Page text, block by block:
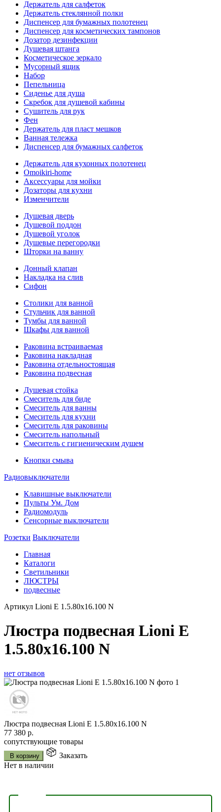
Держатель для салфеток
Держатель стеклянной полки
Диспенсер для бумажных полотенец
Диспенсер для косметических тампонов
Дозатор дезинфекции
Душевая штанга
Косметическое зеркало
Мусорный ящик
Набор
Пепельница
Сиденье для душа
Скребок для душевой кабины
Сушитель для рук
Фен
Держатель для пласт мешков
Ванная тележка
Диспенсер для бумажных салфеток
Держатель для кухонных полотенец
Omoikiri-home
Аксессуары для мойки
Дозаторы для кухни
Изменчители
Душевая дверь
Душевой поддон
Душевой уголок
Душевые перегородки
Шторки на ванну
Донный клапан
Накладка на слив
Сифон
Столики для ванной
Стульчик для ванной
Тумбы для ванной
Шкафы для ванной
Раковина встраиваемая
Раковина накладная
Раковина отдельностоящая
Раковина подвесная
Душевая стойка
Смеситель для биде
Смеситель для ванны
Смеситель для кухни
Смеситель для раковины
Смеситель напольный
Смеситель с гигиеническим душем
Кнопки смыва
Радиовыключатели
Клавишные выключатели
Пульты Ум. Дом
Радиомодуль
Сенсорные выключатели
Розетки Выключатели
Главная
Каталоги
Светильники
ЛЮСТРЫ
подвесные
Артикул Lioni E 1.5.80x16.100 N
Люстра подвесная Lioni E
1.5.80x16.100 N
нет отзывов
Люстра подвесная Lioni E 1.5.80x16.100 N
77 380 р.
сопутствующие товары
В корзину
Заказать
Нет в наличии